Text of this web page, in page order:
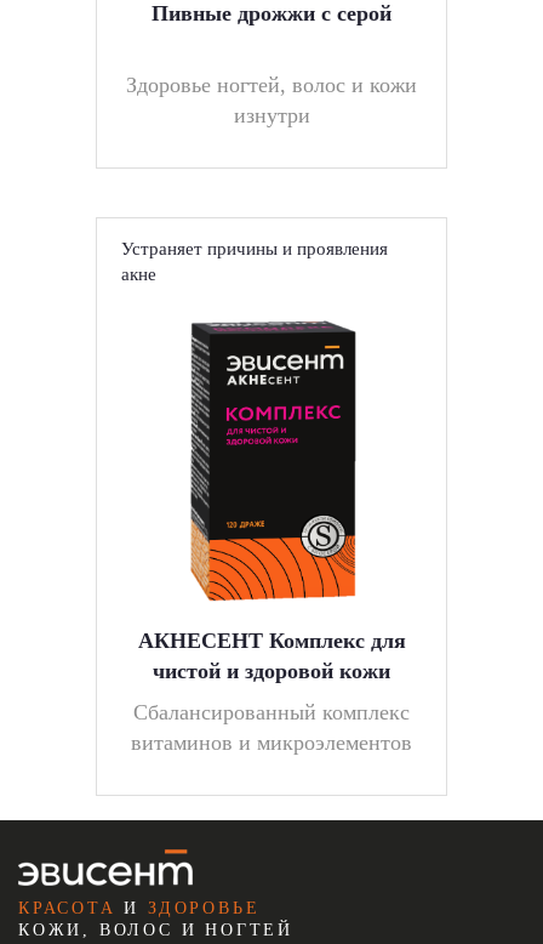
Пивные дрожжи с серой
Здоровье ногтей, волос и кожи
изнутри
Устраняет причины и проявления
акне
АКНЕСЕНТ Комплекс для
чистой и здоровой кожи
Cбалансированный комплекс
витаминов и микроэлементов
КРАСОТА ИЗДОРОВЬЕ
КОЖИ, ВОЛОС И НОГТЕЙ